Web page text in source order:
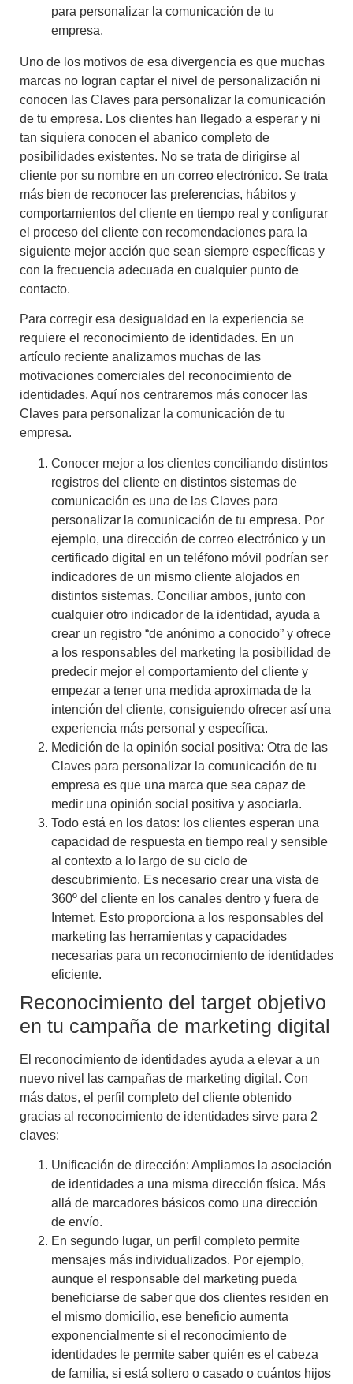
para personalizar la comunicación de tu
empresa.
Uno de los motivos de esa divergencia es que muchas
marcas no logran captar el nivel de personalización ni
conocen las Claves para personalizar la comunicación
de tu empresa. Los clientes han llegado a esperar y ni
tan siquiera conocen el abanico completo de
posibilidades existentes. No se trata de dirigirse al
cliente por su nombre en un correo electrónico. Se trata
más bien de reconocer las preferencias, hábitos y
comportamientos del cliente en tiempo real y configurar
el proceso del cliente con recomendaciones para la
siguiente mejor acción que sean siempre específicas y
con la frecuencia adecuada en cualquier punto de
contacto.
Para corregir esa desigualdad en la experiencia se
requiere el reconocimiento de identidades. En un
artículo reciente analizamos muchas de las
motivaciones comerciales del reconocimiento de
identidades. Aquí nos centraremos más conocer las
Claves para personalizar la comunicación de tu
empresa.
Conocer mejor a los clientes conciliando distintos
registros del cliente en distintos sistemas de
comunicación es una de las Claves para
personalizar la comunicación de tu empresa. Por
ejemplo, una dirección de correo electrónico y un
certificado digital en un teléfono móvil podrían ser
indicadores de un mismo cliente alojados en
distintos sistemas. Conciliar ambos, junto con
cualquier otro indicador de la identidad, ayuda a
crear un registro “de anónimo a conocido” y ofrece
a los responsables del marketing la posibilidad de
predecir mejor el comportamiento del cliente y
empezar a tener una medida aproximada de la
intención del cliente, consiguiendo ofrecer así una
experiencia más personal y específica.
Medición de la opinión social positiva: Otra de las
Claves para personalizar la comunicación de tu
empresa es que una marca que sea capaz de
medir una opinión social positiva y asociarla.
Todo está en los datos: los clientes esperan una
capacidad de respuesta en tiempo real y sensible
al contexto a lo largo de su ciclo de
descubrimiento. Es necesario crear una vista de
360º del cliente en los canales dentro y fuera de
Internet. Esto proporciona a los responsables del
marketing las herramientas y capacidades
necesarias para un reconocimiento de identidades
eficiente.
Reconocimiento del target objetivo
en tu campaña de marketing digital
El reconocimiento de identidades ayuda a elevar a un
nuevo nivel las campañas de marketing digital. Con
más datos, el perfil completo del cliente obtenido
gracias al reconocimiento de identidades sirve para 2
claves:
Unificación de dirección: Ampliamos la asociación
de identidades a una misma dirección física. Más
allá de marcadores básicos como una dirección
de envío.
En segundo lugar, un perfil completo permite
mensajes más individualizados. Por ejemplo,
aunque el responsable del marketing pueda
beneficiarse de saber que dos clientes residen en
el mismo domicilio, ese beneficio aumenta
exponencialmente si el reconocimiento de
identidades le permite saber quién es el cabeza
de familia, si está soltero o casado o cuántos hijos